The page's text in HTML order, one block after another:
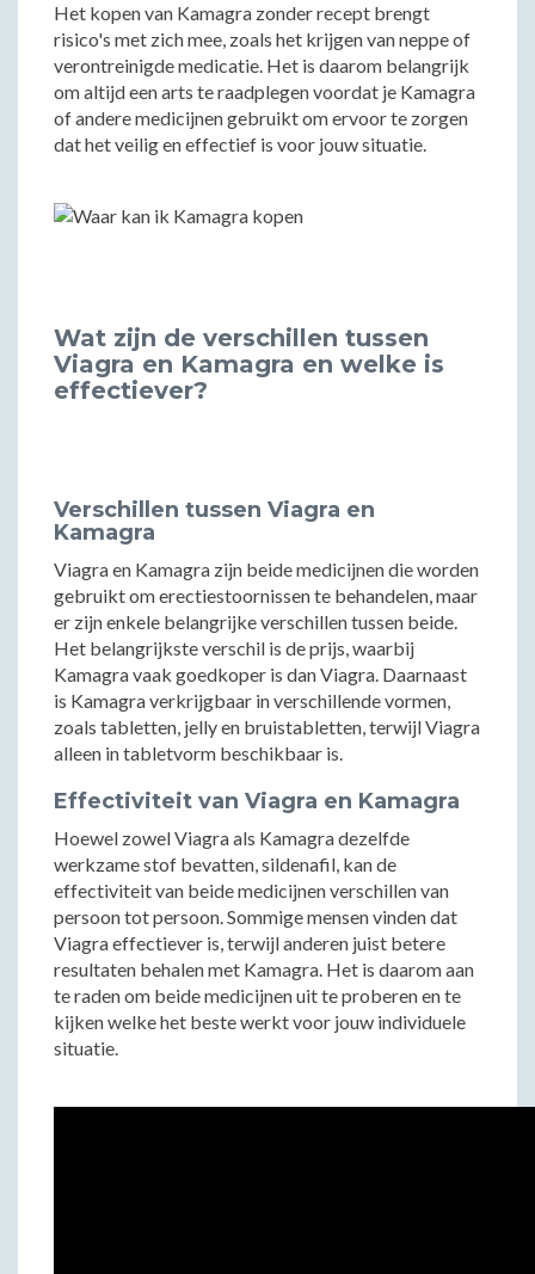
Het kopen van Kamagra zonder recept brengt
risico's met zich mee, zoals het krijgen van neppe of
verontreinigde medicatie. Het is daarom belangrijk
om altijd een arts te raadplegen voordat je Kamagra
of andere medicijnen gebruikt om ervoor te zorgen
dat het veilig en effectief is voor jouw situatie.
Wat zijn de verschillen tussen
Viagra en Kamagra en welke is
effectiever?
Verschillen tussen Viagra en
Kamagra
Viagra en Kamagra zijn beide medicijnen die worden
gebruikt om erectiestoornissen te behandelen, maar
er zijn enkele belangrijke verschillen tussen beide.
Het belangrijkste verschil is de prijs, waarbij
Kamagra vaak goedkoper is dan Viagra. Daarnaast
is Kamagra verkrijgbaar in verschillende vormen,
zoals tabletten, jelly en bruistabletten, terwijl Viagra
alleen in tabletvorm beschikbaar is.
Effectiviteit van Viagra en Kamagra
Hoewel zowel Viagra als Kamagra dezelfde
werkzame stof bevatten, sildenafil, kan de
effectiviteit van beide medicijnen verschillen van
persoon tot persoon. Sommige mensen vinden dat
Viagra effectiever is, terwijl anderen juist betere
resultaten behalen met Kamagra. Het is daarom aan
te raden om beide medicijnen uit te proberen en te
kijken welke het beste werkt voor jouw individuele
situatie.